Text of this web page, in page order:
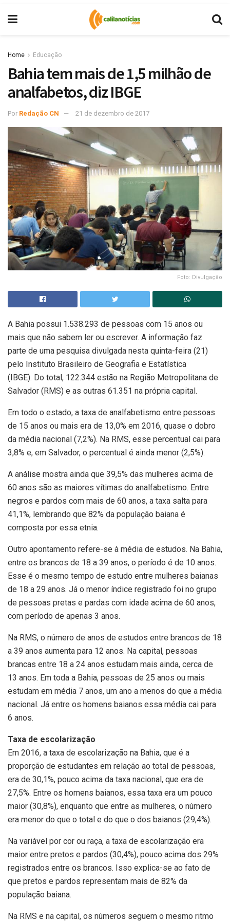
Home Educação
Bahia tem mais de 1,5 milhão de
analfabetos, diz IBGE
Por Redação CN 21 de dezembro de 2017
Foto: Divulgação
A Bahia possui 1.538.293 de pessoas com 15 anos ou
mais que não sabem ler ou escrever. A informação faz
parte de uma pesquisa divulgada nesta quinta-feira (21)
pelo Instituto Brasileiro de Geografia e Estatística
(IBGE). Do total, 122.344 estão na Região Metropolitana de
Salvador (RMS) e as outras 61.351 na própria capital.
Em todo o estado, a taxa de analfabetismo entre pessoas
de 15 anos ou mais era de 13,0% em 2016, quase o dobro
da média nacional (7,2%). Na RMS, esse percentual cai para
3,8% e, em Salvador, o percentual é ainda menor (2,5%).
A análise mostra ainda que 39,5% das mulheres acima de
60 anos são as maiores vítimas do analfabetismo. Entre
negros e pardos com mais de 60 anos, a taxa salta para
41,1%, lembrando que 82% da população baiana é
composta por essa etnia.
Outro apontamento refere-se à média de estudos. Na Bahia,
entre os brancos de 18 a 39 anos, o período é de 10 anos.
Esse é o mesmo tempo de estudo entre mulheres baianas
de 18 a 29 anos. Já o menor índice registrado foi no grupo
de pessoas pretas e pardas com idade acima de 60 anos,
com período de apenas 3 anos.
Na RMS, o número de anos de estudos entre brancos de 18
a 39 anos aumenta para 12 anos. Na capital, pessoas
brancas entre 18 a 24 anos estudam mais ainda, cerca de
13 anos. Em toda a Bahia, pessoas de 25 anos ou mais
estudam em média 7 anos, um ano a menos do que a média
nacional. Já entre os homens baianos essa média cai para
6 anos.
Taxa de escolarização
Em 2016, a taxa de escolarização na Bahia, que é a
proporção de estudantes em relação ao total de pessoas,
era de 30,1%, pouco acima da taxa nacional, que era de
27,5%. Entre os homens baianos, essa taxa era um pouco
maior (30,8%), enquanto que entre as mulheres, o número
era menor do que o total e do que o dos baianos (29,4%).
Na variável por cor ou raça, a taxa de escolarização era
maior entre pretos e pardos (30,4%), pouco acima dos 29%
registrados entre os brancos. Isso explica-se ao fato de
que pretos e pardos representam mais de 82% da
população baiana.
Na RMS e na capital, os números seguem o mesmo ritmo